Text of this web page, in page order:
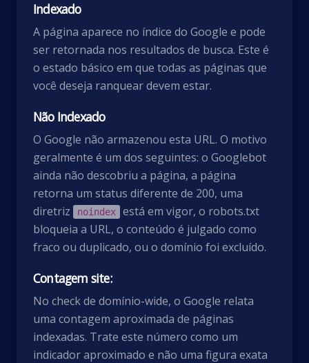
Indexado
A página aparece no índice do Google e pode
ser retornada nos resultados de busca. Este é
o estado básico em que todas as páginas que
você deseja ranquear devem estar.
Não Indexado
O Google não armazenou esta URL. O motivo
geralmente é um dos seguintes: o Googlebot
ainda não descobriu a página, a página
retorna um status diferente de 200, uma
diretriz
noindex
está em vigor, o robots.txt
bloqueia a URL, o conteúdo é julgado como
fraco ou duplicado, ou o domínio foi excluído.
Contagem site:
No check de domínio-wide, o Google relata
uma contagem aproximada de páginas
indexadas. Trate este número como um
indicador aproximado e não uma figura exata